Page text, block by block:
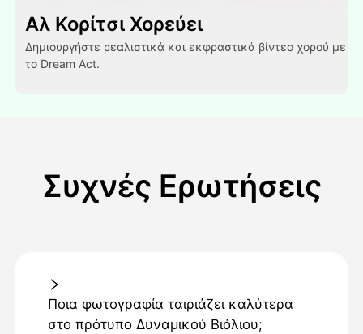
Αλ Κορίτσι Χορεύει
Δημιουργήστε ρεαλιστικά και εκφραστικά βίντεο χορού με
το Dream Act.
Συχνές Ερωτήσεις
Ποια φωτογραφία ταιριάζει καλύτερα
στο πρότυπο Δυναμικού Βιόλιου;